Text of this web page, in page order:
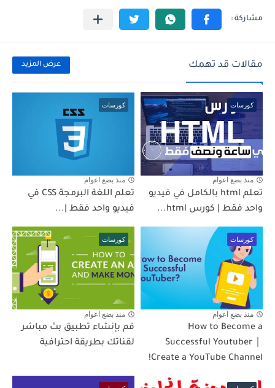
مقالات قد تهمك عرض المزيد
كورسات
منذ بضع اعوام
تعلم html بالكامل في فيديو
واحد فقط | كورس html...
كورسات
منذ بضع اعوام
تعلم اللغة البرمجة CSS في
فيديو واحد فقط |...
كورسات
منذ بضع اعوام
How to Become a
Successful Youtuber｜
Create a YouTube Channel!
كورسات
منذ بضع اعوام
قم بإنشاء تطبيق بث مباشر
لقناتك بطريقة احترافية